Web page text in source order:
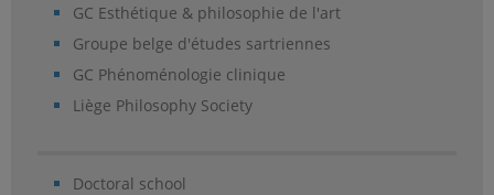
GC Esthétique & philosophie de l'art
Groupe belge d'études sartriennes
GC Phénoménologie clinique
Liège Philosophy Society
Doctoral school